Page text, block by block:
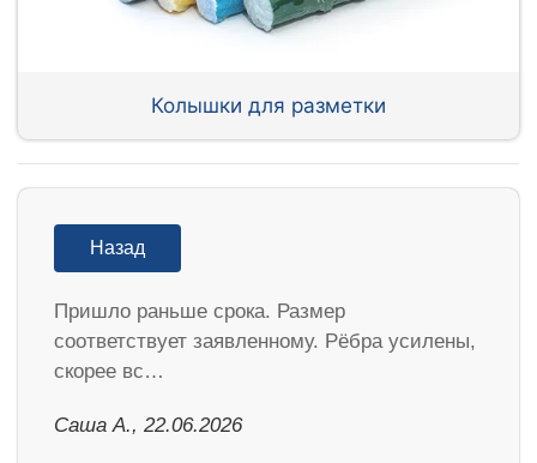
Колышки для разметки
Назад
Пришло раньше срока. Размер
соответствует заявленному. Рёбра усилены,
скорее вс…
Саша А., 22.06.2026